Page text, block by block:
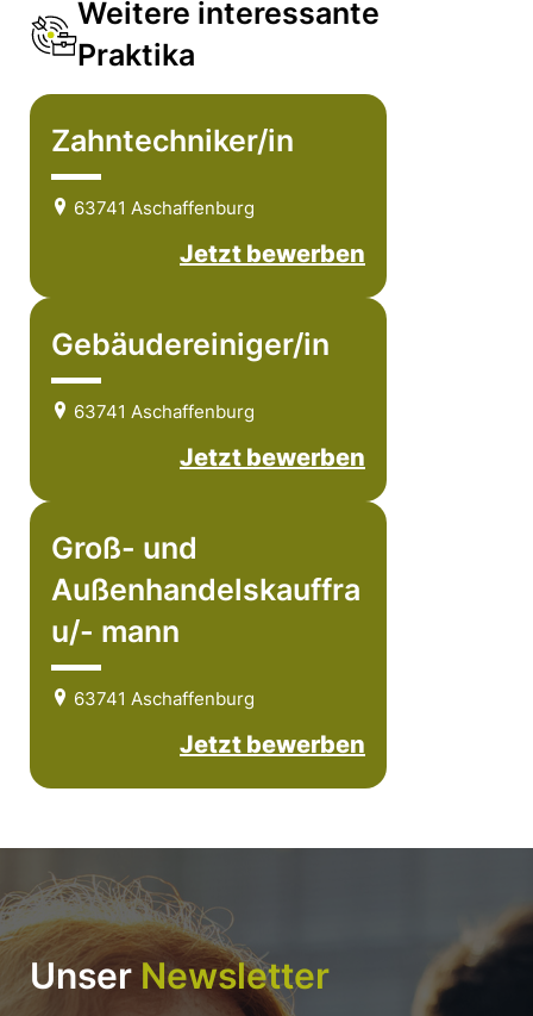
Weitere interessante
Praktika
Zahntechniker/in
63741 Aschaffenburg
Jetzt bewerben
Gebäudereiniger/in
63741 Aschaffenburg
Jetzt bewerben
Groß- und
Außenhandelskauffra
u/- mann
63741 Aschaffenburg
Jetzt bewerben
Unser Newsletter